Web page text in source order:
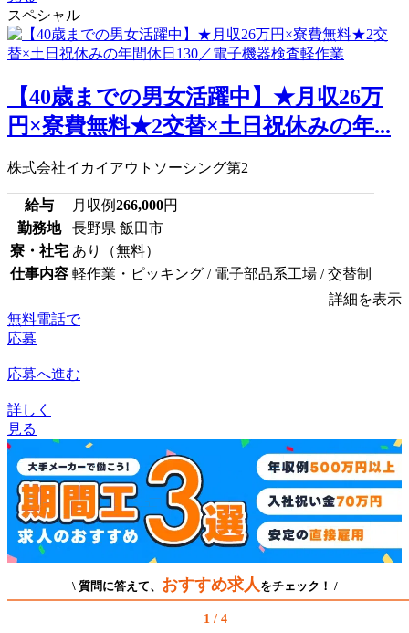
スペシャル
【40歳までの男女活躍中】★月収26万
円×寮費無料★2交替×土日祝休みの年...
株式会社イカイアウトソーシング第2
給与 月収例266,000円
勤務地
長野県 飯田市
寮・社宅 あり（無料）
仕事内容 軽作業・ピッキング / 電子部品系工場 / 交替制
詳細を表示
無料電話で
応募
応募へ進む
詳しく
見る
\ 質問に答えて、 おすすめ求人 をチェック！ /
1 / 4